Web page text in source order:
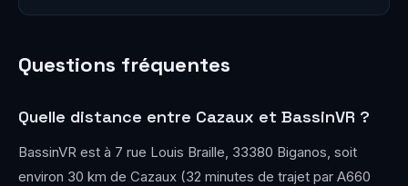
Questions fréquentes
Quelle distance entre Cazaux et BassinVR ?
BassinVR est à 7 rue Louis Braille, 33380 Biganos, soit
environ 30 km de Cazaux (32 minutes de trajet par A660